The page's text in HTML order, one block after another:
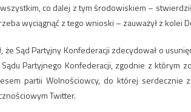
co dalej z tym środowiskiem –
wyciągnąć z tego wnioski – zauważył z kolei
Sąd Partyjny Konfederacji zdecydował o
Partyjnego Konfederacji, zgodnie z którym
partii Wolnościowcy, do której serdecznie
Twitter.